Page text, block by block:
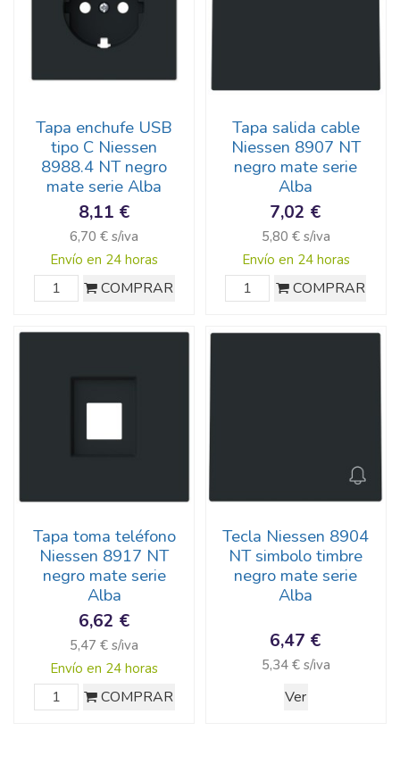
Tapa enchufe USB
tipo C Niessen
8988.4 NT negro
mate serie Alba
8,11 €
6,70 € s/iva
Envío en 24 horas
COMPRAR
Tapa salida cable
Niessen 8907 NT
negro mate serie
Alba
7,02 €
5,80 € s/iva
Envío en 24 horas
COMPRAR
Tapa toma teléfono
Niessen 8917 NT
negro mate serie
Alba
6,62 €
5,47 € s/iva
Envío en 24 horas
COMPRAR
Tecla Niessen 8904
NT simbolo timbre
negro mate serie
Alba
6,47 €
5,34 € s/iva
Ver